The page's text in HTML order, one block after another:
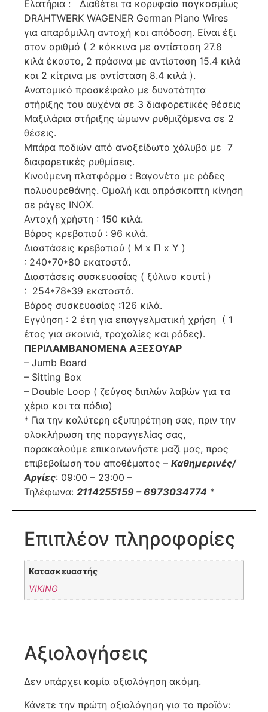
Ελατήρια : Διαθέτει τα κορυφαία παγκοσμίως
DRAHTWERK WAGENER German Piano Wires
για απαράμιλλη αντοχή και απόδοση. Είναι έξι
στον αριθμό ( 2 κόκκινα με αντίσταση 27.8
κιλά έκαστο, 2 πράσινα με αντίσταση 15.4 κιλά
και 2 κίτρινα με αντίσταση 8.4 κιλά ).
Ανατομικό προσκέφαλο με δυνατότητα
στήριξης του αυχένα σε 3 διαφορετικές θέσεις
Μαξιλάρια στήριξης ώμωνν ρυθμιζόμενα σε 2
θέσεις.
Μπάρα ποδιών από ανοξείδωτο χάλυβα με 7
διαφορετικές ρυθμίσεις.
Κινούμενη πλατφόρμα : Bαγονέτο με ρόδες
πολυουρεθάνης. Ομαλή και απρόσκοπτη κίνηση
σε ράγες INOX.
Αντοχή χρήστη : 150 κιλά.
Βάρος κρεβατιού : 96 κιλά.
Διαστάσεις κρεβατιού ( M x Π x Y )
: 240*70*80 εκατοστά.
Διαστάσεις συσκευασίας ( ξύλινο κουτί )
: 254*78*39 εκατοστά.
Βάρος συσκευασίας :126 κιλά.
Εγγύηση : 2 έτη για επαγγελματική χρήση ( 1
έτος για σκοινιά, τροχαλίες και ρόδες).
ΠΕΡΙΛΑΜΒΑΝΟΜΕΝΑ ΑΞΕΣΟΥΑΡ
– Jumb Board
– Sitting Box
– Double Loop ( ζεύγος διπλών λαβών για τα
χέρια και τα πόδια)
* Για την καλύτερη εξυπηρέτηση σας, πριν την
ολοκλήρωση της παραγγελίας σας,
παρακαλούμε επικοινωνήστε μαζί μας, προς
επιβεβαίωση του αποθέματος – Καθημερινές/
Αργίες: 09:00 – 23:00 –
Τηλέφωνα: 2114255159 – 6973034774 *
Επιπλέον πληροφορίες
Κατασκευαστής
VIKING
Αξιολογήσεις
Δεν υπάρχει καμία αξιολόγηση ακόμη.
Κάνετε την πρώτη αξιολόγηση για το προϊόν: